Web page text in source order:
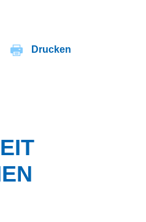
Drucken
V
Z